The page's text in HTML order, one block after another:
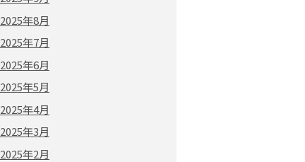
2025年8月
2025年7月
2025年6月
2025年5月
2025年4月
2025年3月
2025年2月